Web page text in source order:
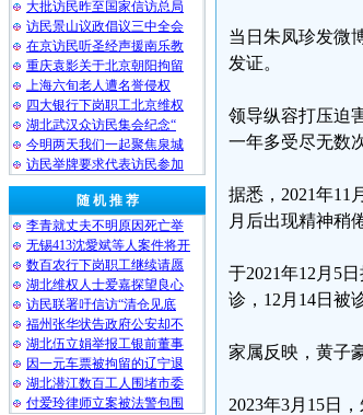
大批访民昨至国家信访总局
访民景山议政倡议三中全会
在京访民听圣经声援南乐教
重庆袁影关于北京朝阳拘留
上海六旬老人遭名誉侵权
四大银行下岗职工北京维权
湖北武汉众访民集会纪念“
今明两天我们一起聚焦泉城
访民举牌要求代表访民参加
随 机 推 荐
李青就丈夫不明原因死亡举
无锡413沈愛斌等人案件将开
数百农行下岗职工继续请愿
湖北维权人士爱嘉探望良心
访民联署吁信访“清仓见底
福州张华状告政府公安却不
湖北伍立娟举报工银前董事
因一元车票被拘留的辽宁退
湖北潜江数百工人围堵市委
付爱玲律师立案被法警包围
当日朱凤珍发微
发证。
领导纵容打压迫
一年多受尽无数
据悉，2021年11
月后出现精神稍
于2021年12月5
诊，12月14日被
家属反映，黄子
2023年3月15日